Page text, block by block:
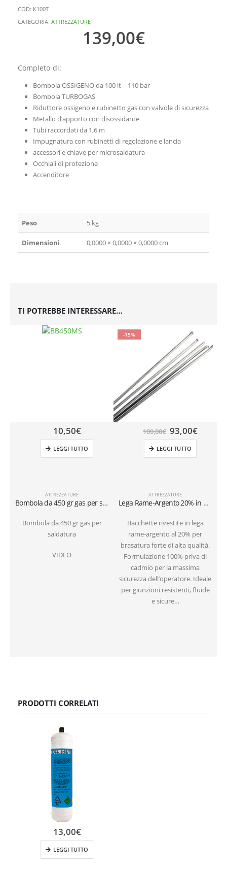
COD: K100T
CATEGORIA: ATTREZZATURE
139,00€
Completo di:
Bombola OSSIGENO da 100 lt – 110 bar
Bombola TURBOGAS
Riduttore ossigeno e rubinetto gas con valvole di sicurezza
Metallo d’apporto con disossidante
Tubi raccordati da 1,6 m
Impugnatura con rubinetti di regolazione e lancia
accessori e chiave per microsaldatura
Occhiali di protezione
Accenditore
Peso 5 kg
Dimensioni 0,0000 × 0,0000 × 0,0000 cm
TI POTREBBE INTERESSARE…
ATTREZZATURE
Bombola da 450 gr gas per saldatura
Bombola da 450 gr gas per
saldatura
VIDEO
10,50€
LEGGI TUTTO
-15%
ATTREZZATURE
Lega Rame-Argento 20% in Bacchette Rivestite (Senza Cadmio) – Conf. 10 pz
Bacchette rivestite in lega
rame-argento al 20% per
brasatura forte di alta qualità.
Formulazione 100% priva di
cadmio per la massima
sicurezza dell’operatore. Ideale
per giunzioni resistenti, fluide
e sicure…
109,00€ 93,00€
LEGGI TUTTO
PRODOTTI CORRELATI
13,00€
LEGGI TUTTO